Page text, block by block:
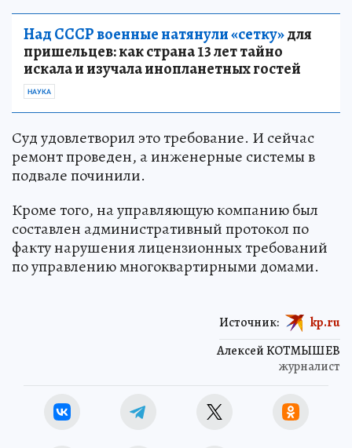
Над СССР военные натянули «сетку»для
пришельцев: как страна 13 лет тайно
искала и изучала инопланетных гостей
НАУКА
Суд удовлетворил это требование. И сейчас
ремонт проведен, а инженерные системы в
подвале починили.
Кроме того, на управляющую компанию был
составлен административный протокол по
факту нарушения лицензионных требований
по управлению многоквартирными домами.
Алексей КОТМЫШЕВ
журналист
Источник: kp.ru